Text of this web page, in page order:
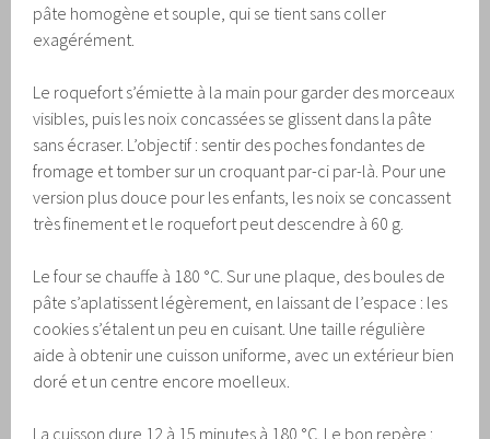
pâte homogène et souple, qui se tient sans coller
exagérément.
Le roquefort s’émiette à la main pour garder des morceaux
visibles, puis les noix concassées se glissent dans la pâte
sans écraser. L’objectif : sentir des poches fondantes de
fromage et tomber sur un croquant par-ci par-là. Pour une
version plus douce pour les enfants, les noix se concassent
très finement et le roquefort peut descendre à 60 g.
Le four se chauffe à 180 °C. Sur une plaque, des boules de
pâte s’aplatissent légèrement, en laissant de l’espace : les
cookies s’étalent un peu en cuisant. Une taille régulière
aide à obtenir une cuisson uniforme, avec un extérieur bien
doré et un centre encore moelleux.
La cuisson dure 12 à 15 minutes à 180 °C. Le bon repère :